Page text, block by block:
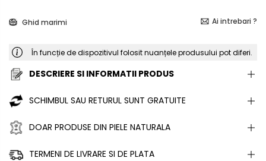
Ghid marimi Ai intrebari ?
În funcție de dispozitivul folosit nuanțele produsului pot diferi.
DESCRIERE SI INFORMATII PRODUS
SCHIMBUL SAU RETURUL SUNT GRATUITE
DOAR PRODUSE DIN PIELE NATURALA
TERMENI DE LIVRARE SI DE PLATA